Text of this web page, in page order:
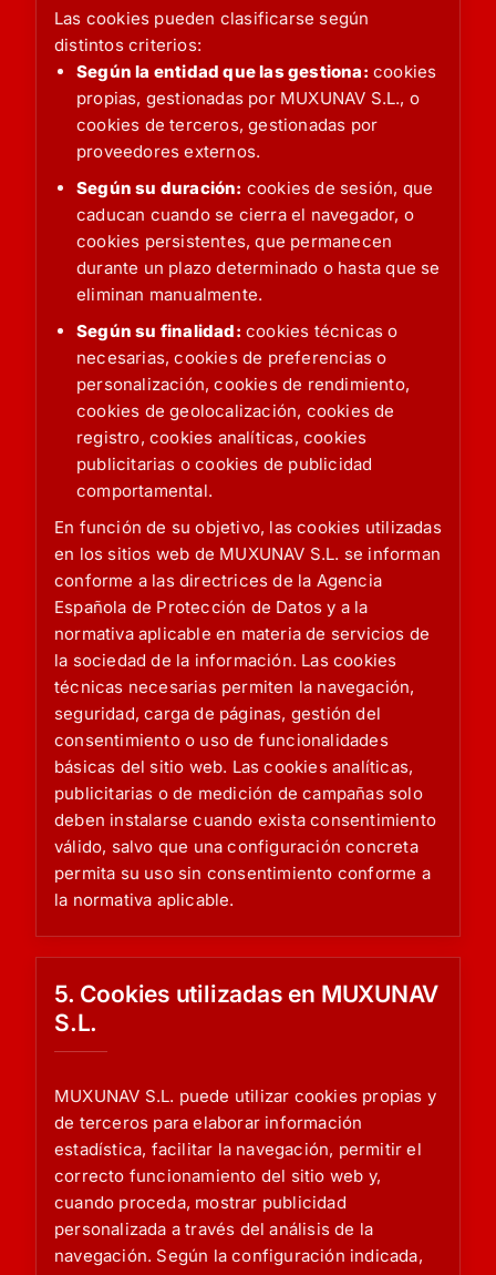
Las cookies pueden clasificarse según
distintos criterios:
Según la entidad que las gestiona: cookies
propias, gestionadas por MUXUNAV S.L., o
cookies de terceros, gestionadas por
proveedores externos.
Según su duración: cookies de sesión, que
caducan cuando se cierra el navegador, o
cookies persistentes, que permanecen
durante un plazo determinado o hasta que se
eliminan manualmente.
Según su finalidad: cookies técnicas o
necesarias, cookies de preferencias o
personalización, cookies de rendimiento,
cookies de geolocalización, cookies de
registro, cookies analíticas, cookies
publicitarias o cookies de publicidad
comportamental.
En función de su objetivo, las cookies utilizadas
en los sitios web de MUXUNAV S.L. se informan
conforme a las directrices de la Agencia
Española de Protección de Datos y a la
normativa aplicable en materia de servicios de
la sociedad de la información. Las cookies
técnicas necesarias permiten la navegación,
seguridad, carga de páginas, gestión del
consentimiento o uso de funcionalidades
básicas del sitio web. Las cookies analíticas,
publicitarias o de medición de campañas solo
deben instalarse cuando exista consentimiento
válido, salvo que una configuración concreta
permita su uso sin consentimiento conforme a
la normativa aplicable.
5. Cookies utilizadas en MUXUNAV
S.L.
MUXUNAV S.L. puede utilizar cookies propias y
de terceros para elaborar información
estadística, facilitar la navegación, permitir el
correcto funcionamiento del sitio web y,
cuando proceda, mostrar publicidad
personalizada a través del análisis de la
navegación. Según la configuración indicada,